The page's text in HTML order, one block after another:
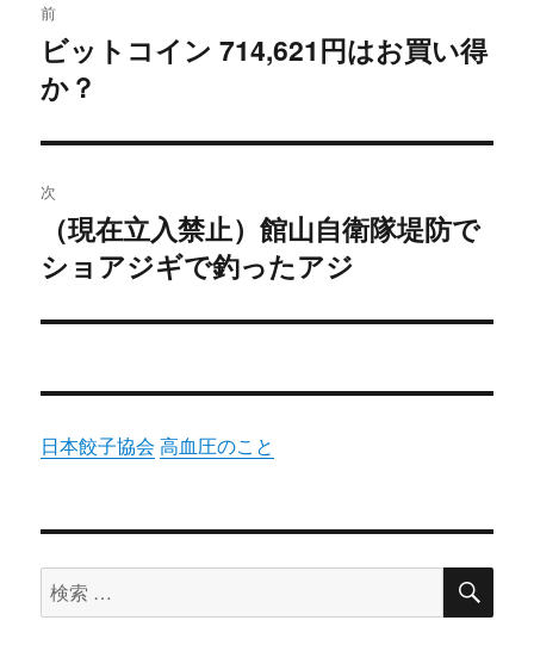
稿
ナ
ビ
ゲ
ー
シ
ン
前
過
去
投
稿:
ビットコイン 714,621円はお買い得
か？
次
次
の
稿:
（現在立入禁止）館山自衛隊堤防で
ショアジギで釣ったアジ
日本餃子協会 高血圧のこと
検
索
検